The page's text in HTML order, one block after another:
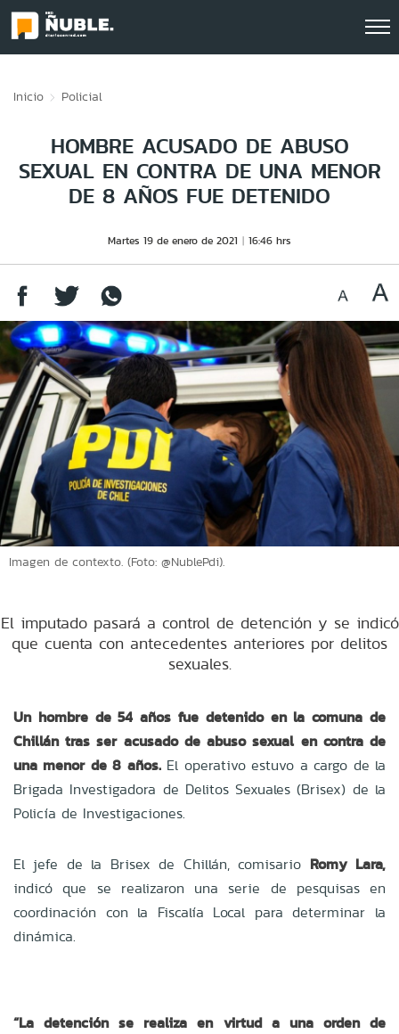
Inicio Policial
HOMBRE ACUSADO DE ABUSO
SEXUAL EN CONTRA DE UNA MENOR
DE 8 AÑOS FUE DETENIDO
Martes 19 de enero de 2021 16:46 hrs
Imagen de contexto. (Foto: @NublePdi).
El imputado pasará a control de detención y se indicó
que cuenta con antecedentes anteriores por delitos
sexuales.
Un hombre de 54 años fue detenido en la comuna de
Chillán tras ser acusado de abuso sexual en contra de
una menor de 8 años.El operativo estuvo a cargo de la
Brigada Investigadora de Delitos Sexuales (Brisex) de la
Policía de Investigaciones.
El jefe de la Brisex de Chillán, comisario Romy Lara,
indicó que se realizaron una serie de pesquisas en
coordinación con la Fiscalía Local para determinar la
dinámica.
“La detención se realiza en virtud a una orden de